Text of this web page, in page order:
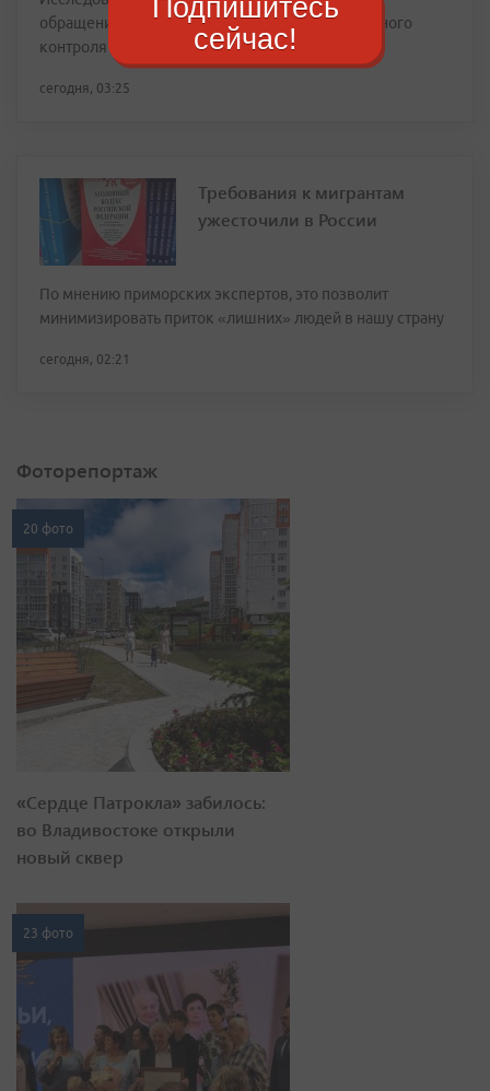
обращению заказчика в рамках производственного
контроля
сегодня, 03:25
Требования к мигрантам
ужесточили в России
По мнению приморских экспертов, это позволит
минимизировать приток «лишних» людей в нашу страну
сегодня, 02:21
Фоторепортаж
20 фото
«Сердце Патрокла» забилось:
во Владивостоке открыли
новый сквер
23 фото
Подпишитесь
сейчас!